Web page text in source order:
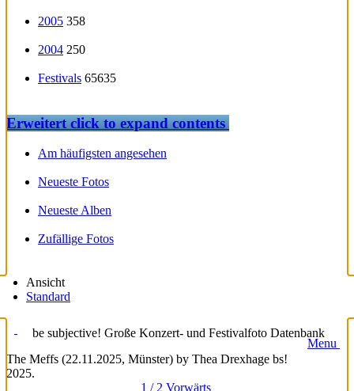
2005 358
2004 250
Festivals 65635
Erweitertclick to expand contents
Am häufigsten angesehen
Neueste Fotos
Neueste Alben
Zufällige Fotos
Ansicht
Standard
be subjective! Große Konzert- und Festivalfoto Datenbank
Menu
The Meffs (22.11.2025, Münster) by Thea Drexhage bs!
2025.
1 / 2 Vorwärts